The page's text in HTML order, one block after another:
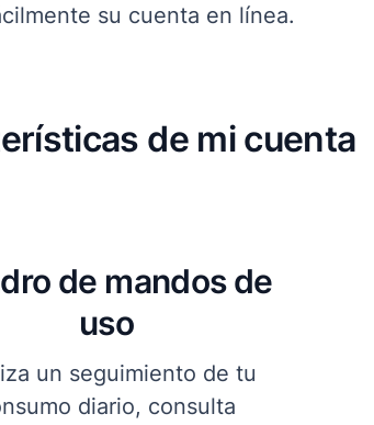
su cuenta en línea.
de mi cuenta
de mandos de
uso
un seguimiento de tu
diario, consulta